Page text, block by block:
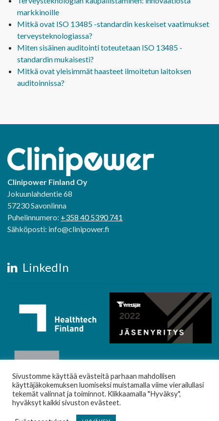
markkinoille
Mitkä ovat ISO 13485 -standardin keskeiset vaatimukset
terveysteknologiassa?
Miten sisäinen auditointi toteutetaan ISO 13485 -
standardin mukaisesti?
Mitkä ovat yleisimmät haasteet ilmoitetun laitoksen
auditoinnissa?
LinkedIn
Clinipower Finland Oy
Jokuunlahdentie 68
57230 Savonlinna
Puhelinnumero: +358 40 5390 741
Sähköposti: info@clinipower.fi
Sivustomme käyttää evästeitä parhaan mahdollisen
käyttäjäkokemuksen luomiseksi muistamalla viime vierailullasi
tekemät valinnat ja toiminnot. Klikkaamalla "Hyväksy",
hyväksyt kaikki sivuston evästeet.